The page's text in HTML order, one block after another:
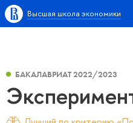
Высшая школа экономики
БАКАЛАВРИАТ 2022/2023